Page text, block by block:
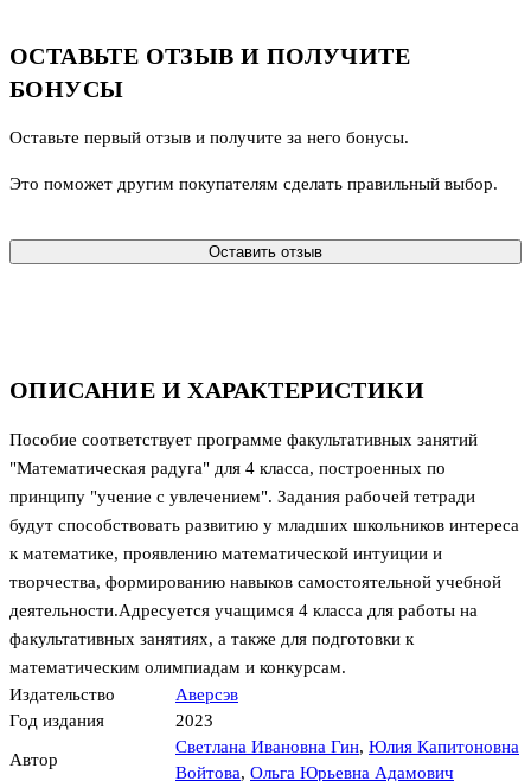
ОПИСАНИЕ И ХАРАКТЕРИСТИКИ
Пособие соответствует программе факультативных занятий
"Математическая радуга" для 4 класса, построенных по
принципу "учение с увлечением". Задания рабочей тетради
будут способствовать развитию у младших школьников интереса
к математике, проявлению математической интуиции и
творчества, формированию навыков самостоятельной учебной
деятельности.Адресуется учащимся 4 класса для работы на
факультативных занятиях, а также для подготовки к
математическим олимпиадам и конкурсам.
Издательство
Аверсэв
Год издания
2023
Автор
Светлана Ивановна Гин, Юлия Капитоновна
Войтова, Ольга Юрьевна Адамович
ОСТАВЬТЕ ОТЗЫВ И ПОЛУЧИТЕ
БОНУСЫ
Оставьте первый отзыв и получите за него бонусы.
Это поможет другим покупателям сделать правильный выбор.
Оставить отзыв